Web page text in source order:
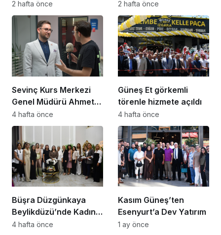
Dossi Coffee coşkusu
2 hafta önce
Dünya Çok Önemli
Noktaya Geldi”
2 hafta önce
Sevinç Kurs Merkezi
Genel Müdürü Ahmet
Zeyrekmişoğlu
Başarının Sırrını Anlattı
4 hafta önce
Güneş Et görkemli
törenle hizmete açıldı
4 hafta önce
Büşra Düzgünkaya
Beylikdüzü’nde Kadın
Girişimcilerle Buluştu
4 hafta önce
Kasım Güneş’ten
Esenyurt’a Dev Yatırım
1 ay önce